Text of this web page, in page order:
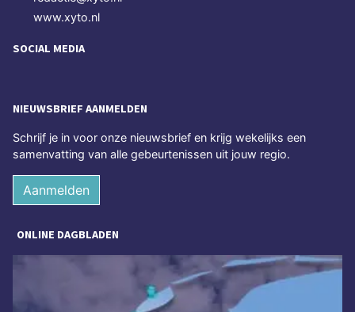
www.xyto.nl
SOCIAL MEDIA
NIEUWSBRIEF AANMELDEN
Schrijf je in voor onze nieuwsbrief en krijg wekelijks een
samenvatting van alle gebeurtenissen uit jouw regio.
Aanmelden
ONLINE DAGBLADEN